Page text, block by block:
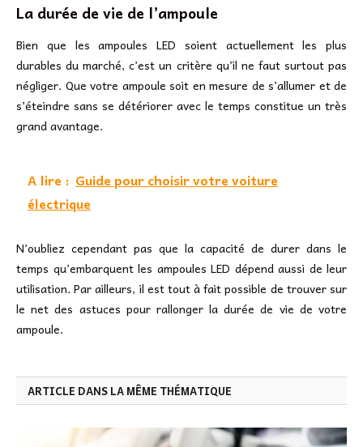
La durée de vie de l’ampoule
Bien que les ampoules LED soient actuellement les plus
durables du marché, c’est un critère qu’il ne faut surtout pas
négliger. Que votre ampoule soit en mesure de s’allumer et de
s’éteindre sans se détériorer avec le temps constitue un très
grand avantage.
A lire : Guide pour choisir votre voiture
électrique
N’oubliez cependant pas que la capacité de durer dans le
temps qu’embarquent les ampoules LED dépend aussi de leur
utilisation. Par ailleurs, il est tout à fait possible de trouver sur
le net des astuces pour rallonger la durée de vie de votre
ampoule.
ARTICLE DANS LA MÊME THÉMATIQUE